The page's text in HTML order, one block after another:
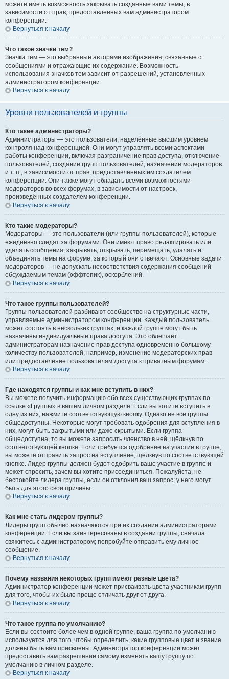
можете иметь возможность закрывать созданные вами темы, в
зависимости от прав, предоставленных вам администратором
конференции.
Вернуться к началу
Что такое значки тем?
Значки тем — это выбранные авторами изображения, связанные с
сообщениями и отражающие их содержание. Возможность
использования значков тем зависит от разрешений, установленных
администратором конференции.
Вернуться к началу
Уровни пользователей и группы
Кто такие администраторы?
Администраторы — это пользователи, наделённые высшим уровнем
контроля над конференцией. Они могут управлять всеми аспектами
работы конференции, включая разграничение прав доступа, отключение
пользователей, создание групп пользователей, назначение модераторов
и т. п., в зависимости от прав, предоставленных им создателем
конференции. Они также могут обладать всеми возможностями
модераторов во всех форумах, в зависимости от настроек,
произведённых создателем конференции.
Вернуться к началу
Кто такие модераторы?
Модераторы — это пользователи (или группы пользователей), которые
ежедневно следят за форумами. Они имеют право редактировать или
удалять сообщения, закрывать, открывать, перемещать, удалять и
объединять темы на форуме, за который они отвечают. Основные задачи
модераторов — не допускать несоответствия содержания сообщений
обсуждаемым темам (оффтопик), оскорблений.
Вернуться к началу
Что такое группы пользователей?
Группы пользователей разбивают сообщество на структурные части,
управляемые администратором конференции. Каждый пользователь
может состоять в нескольких группах, и каждой группе могут быть
назначены индивидуальные права доступа. Это облегчает
администраторам назначение прав доступа одновременно большому
количеству пользователей, например, изменение модераторских прав
или предоставление пользователям доступа к приватным форумам.
Вернуться к началу
Где находятся группы и как мне вступить в них?
Вы можете получить информацию обо всех существующих группах по
ссылке «Группы» в вашем личном разделе. Если вы хотите вступить в
одну из них, нажмите соответствующую кнопку. Однако не все группы
общедоступны. Некоторые могут требовать одобрения для вступления в
них, могут быть закрытыми или даже скрытыми. Если группа
общедоступна, то вы можете запросить членство в ней, щёлкнув по
соответствующей кнопке. Если требуется одобрение на участие в группе,
вы можете отправить запрос на вступление, щёлкнув по соответствующей
кнопке. Лидер группы должен будет одобрить ваше участие в группе и
может спросить, зачем вы хотите присоединиться. Пожалуйста, не
беспокойте лидера группы, если он отклонил ваш запрос; у него могут
быть для этого свои причины.
Вернуться к началу
Как мне стать лидером группы?
Лидеры групп обычно назначаются при их создании администраторами
конференции. Если вы заинтересованы в создании группы, сначала
свяжитесь с администратором; попробуйте отправить ему личное
сообщение.
Вернуться к началу
Почему названия некоторых групп имеют разные цвета?
Администратор конференции может присваивать цвета участникам групп
для того, чтобы их было проще отличать друг от друга.
Вернуться к началу
Что такое группа по умолчанию?
Если вы состоите более чем в одной группе, ваша группа по умолчанию
используется для того, чтобы определить, какие групповые цвет и звание
должны быть вам присвоены. Администратор конференции может
предоставить вам разрешение самому изменять вашу группу по
умолчанию в личном разделе.
Вернуться к началу